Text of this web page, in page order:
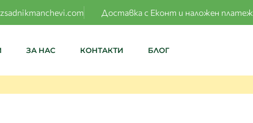
Доставка с Еконт и наложен платеж
ЗА НАС КОНТАКТИ БЛОГ